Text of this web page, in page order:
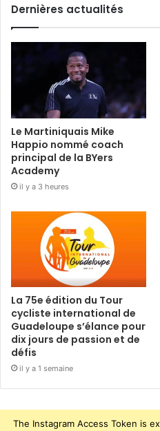
Dernières actualités
Le Martiniquais Mike
Happio nommé coach
principal de la BYers
Academy
il y a 3 heures
La 75e édition du Tour
cycliste international de
Guadeloupe s’élance pour
dix jours de passion et de
défis
il y a 1 semaine
The Instagram Access Token is